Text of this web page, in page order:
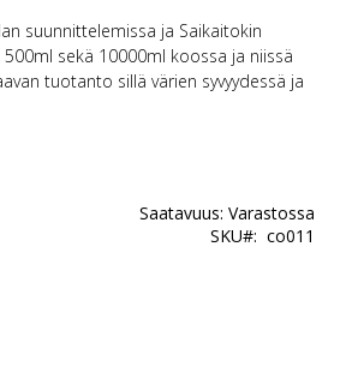
suunnittelemissa ja Saikaitokin
sekä 10000ml koossa ja niissä
tuotanto sillä värien syvyydessä ja
Saatavuus: Varastossa
SKU
co011